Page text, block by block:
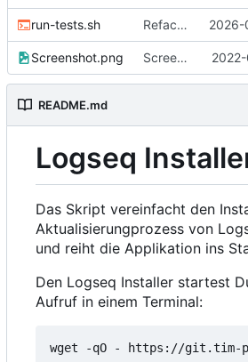
run-tests.sh Refactoring & portable Testpfade 2026-
Screenshot.png Screenshot erneuert
README.md
Logseq
Das Skript vereinfacht den
Aktualisierungprozess von
und reiht die Applikation ins
Den Logseq Installer startest
Aufruf in einem Terminal:
wget -qO - https://git.tim-